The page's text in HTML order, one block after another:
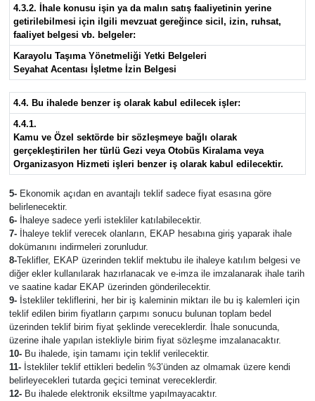
4.3.2. İhale konusu işin ya da malın satış faaliyetinin yerine
getirilebilmesi için ilgili mevzuat gereğince sicil, izin, ruhsat,
faaliyet belgesi vb. belgeler:
Karayolu Taşıma Yönetmeliği Yetki Belgeleri
Seyahat Acentası İşletme İzin Belgesi
4.4. Bu ihalede benzer iş olarak kabul edilecek işler:
4.4.1.
Kamu ve Özel sektörde bir sözleşmeye bağlı olarak
gerçekleştirilen her türlü Gezi veya Otobüs Kiralama veya
Organizasyon Hizmeti işleri benzer iş olarak kabul edilecektir.
5-Ekonomik açıdan en avantajlı teklif sadece fiyat esasına göre
belirlenecektir.
6-İhaleye sadece yerli istekliler katılabilecektir.
7-İhaleye teklif verecek olanların, EKAP hesabına giriş yaparak ihale
dokümanını indirmeleri zorunludur.
8-Teklifler, EKAP üzerinden teklif mektubu ile ihaleye katılım belgesi ve
diğer ekler kullanılarak hazırlanacak ve e-imza ile imzalanarak ihale tarih
ve saatine kadar EKAP üzerinden gönderilecektir.
9-İstekliler tekliflerini, her bir iş kaleminin miktarı ile bu iş kalemleri için
teklif edilen birim fiyatların çarpımı sonucu bulunan toplam bedel
üzerinden teklif birim fiyat şeklinde vereceklerdir. İhale sonucunda,
üzerine ihale yapılan istekliyle birim fiyat sözleşme imzalanacaktır.
10-Bu ihalede, işin tamamı için teklif verilecektir.
11-İstekliler teklif ettikleri bedelin %3’ünden az olmamak üzere kendi
belirleyecekleri tutarda geçici teminat vereceklerdir.
12- Bu ihalede elektronik eksiltme yapılmayacaktır.